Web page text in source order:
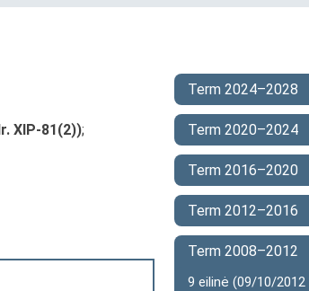
XIP-81(2));
Term 2024–2028
Term 2020–2024
Term 2016–2020
Term 2012–2016
Term 2008–2012
9 eilinė (09/10/